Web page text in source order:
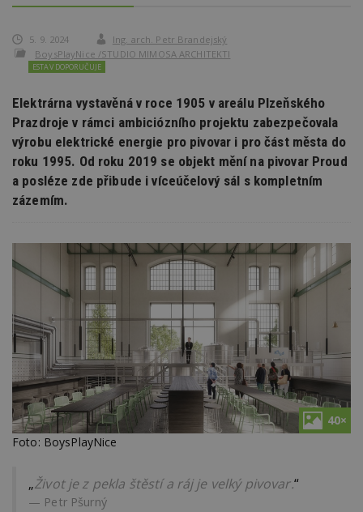
5. 9. 2024
Ing. arch. Petr Brandejský
BoysPlayNice /STUDIO MIMOSA ARCHITEKTI
ESTAV DOPORUČUJE
Elektrárna vystavěná v roce 1905 v areálu Plzeňského
Prazdroje v rámci ambiciózního projektu zabezpečovala
výrobu elektrické energie pro pivovar i pro část města do
roku 1995. Od roku 2019 se objekt mění na pivovar Proud
a posléze zde přibude i víceúčelový sál s kompletním
zázemím.
40×
Foto: BoysPlayNice
„Život je z pekla štěstí a ráj je velký pivovar.“
Petr Pšurný